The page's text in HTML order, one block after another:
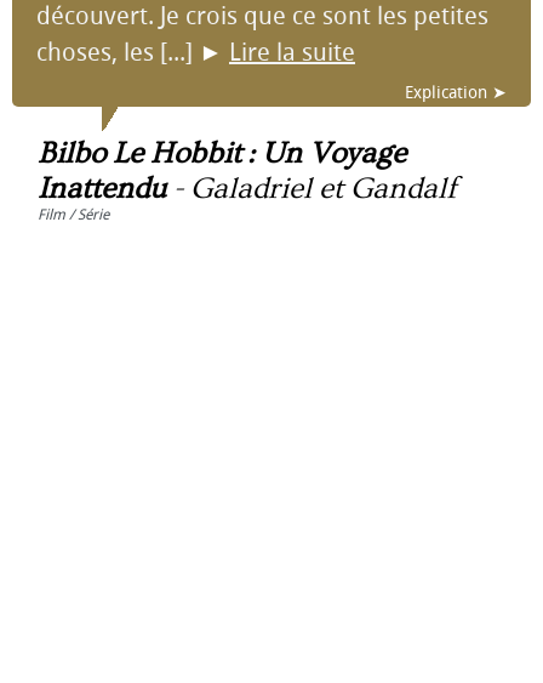
découvert. Je crois que ce sont les petites
choses, les [...] ► Lire la suite
Explication ➤
Bilbo Le Hobbit : Un Voyage
Inattendu- Galadriel et Gandalf
Film / Série